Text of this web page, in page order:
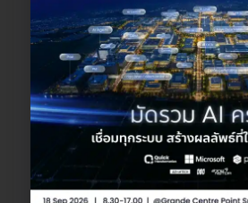
ถ้าสนใจอยากรู้เพิ่มเติม ขอแนะ
Dynamics 365 คืออะไร ใ
ทำให้ธุรกิจคุณเติบโต
Dynamics 365 Sales คือ
เรื่องง่าย
Microsoft Teams คืออะไ